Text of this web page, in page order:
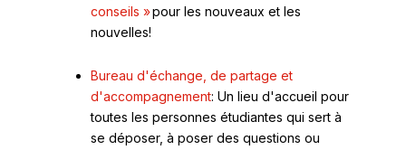
dans
fenêtre
conseils »Ce
lien
dans
une
nouvelle
fenêtre
pour les nouveaux et les
nouvelles!
Bureau d'échange, de partage et
d'accompagnement: Un lieu d'accueil pour
toutes les personnes étudiantes qui sert à
se déposer, à poser des questions ou